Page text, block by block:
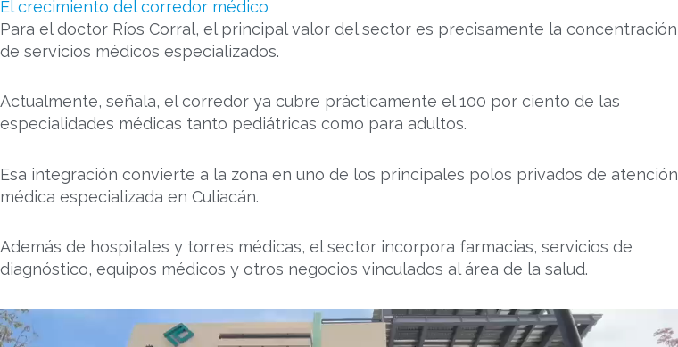
El crecimiento del corredor médico
Para el doctor Ríos Corral, el principal valor del sector es precisamente la concentración
de servicios médicos especializados.
Actualmente, señala, el corredor ya cubre prácticamente el 100 por ciento de las
especialidades médicas tanto pediátricas como para adultos.
Esa integración convierte a la zona en uno de los principales polos privados de atención
médica especializada en Culiacán.
Además de hospitales y torres médicas, el sector incorpora farmacias, servicios de
diagnóstico, equipos médicos y otros negocios vinculados al área de la salud.